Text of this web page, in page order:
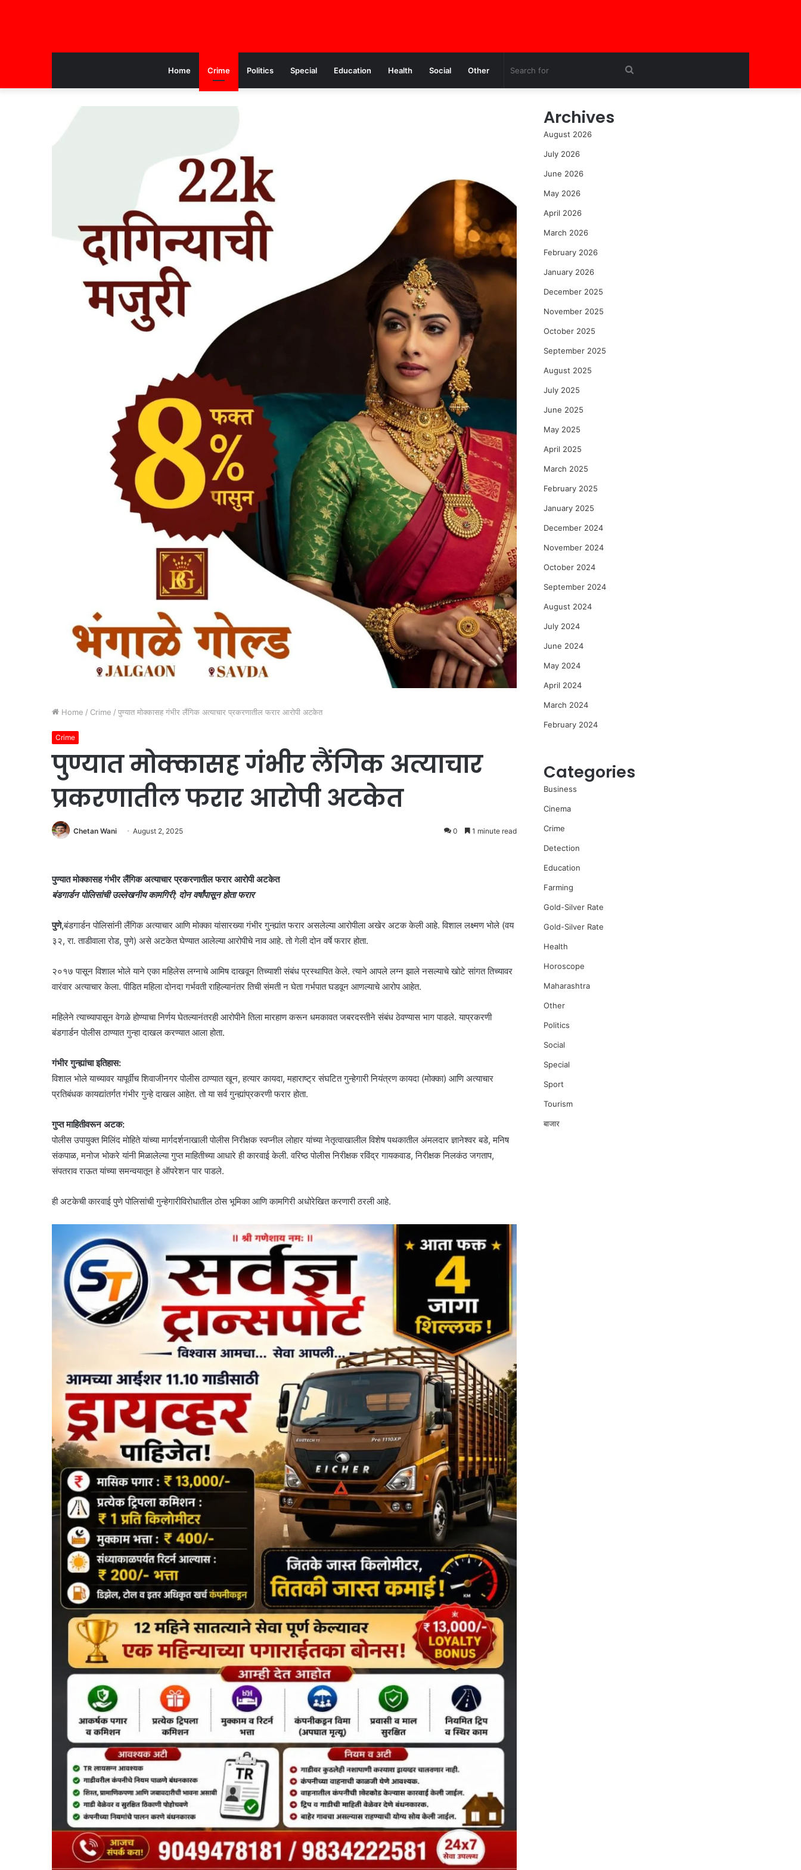
Home Crime Politics Special Education Health Social Other
Home / Crime / पुण्यात मोक्कासह गंभीर लैंगिक अत्याचार प्रकरणातील फरार आरोपी अटकेत
Crime
पुण्यात मोक्कासह गंभीर लैंगिक अत्याचार
प्रकरणातील फरार आरोपी अटकेत
Chetan Wani August 2, 2025 0 1 minute read
पुण्यात मोक्कासह गंभीर लैंगिक अत्याचार प्रकरणातील फरार आरोपी अटकेत
बंडगार्डन पोलिसांची उल्लेखनीय कामगिरी; दोन वर्षांपासून होता फरार
पुणे,बंडगार्डन पोलिसांनी लैंगिक अत्याचार आणि मोक्का यांसारख्या गंभीर गुन्ह्यांत फरार असलेल्या आरोपीला अखेर अटक केली आहे. विशाल लक्ष्मण भोले (वय
३२, रा. ताडीवाला रोड, पुणे) असे अटकेत घेण्यात आलेल्या आरोपीचे नाव आहे. तो गेली दोन वर्षे फरार होता.
२०१७ पासून विशाल भोले याने एका महिलेस लग्नाचे आमिष दाखवून तिच्याशी संबंध प्रस्थापित केले. त्याने आपले लग्न झाले नसल्याचे खोटे सांगत तिच्यावर
वारंवार अत्याचार केला. पीडित महिला दोनदा गर्भवती राहिल्यानंतर तिची संमती न घेता गर्भपात घडवून आणल्याचे आरोप आहेत.
महिलेने त्याच्यापासून वेगळे होण्याचा निर्णय घेतल्यानंतरही आरोपीने तिला मारहाण करून धमकावत जबरदस्तीने संबंध ठेवण्यास भाग पाडले. याप्रकरणी
बंडगार्डन पोलीस ठाण्यात गुन्हा दाखल करण्यात आला होता.
गंभीर गुन्ह्यांचा इतिहास:
विशाल भोले याच्यावर यापूर्वीच शिवाजीनगर पोलीस ठाण्यात खून, हत्यार कायदा, महाराष्ट्र संघटित गुन्हेगारी नियंत्रण कायदा (मोक्का) आणि अत्याचार
प्रतिबंधक कायद्यांतर्गत गंभीर गुन्हे दाखल आहेत. तो या सर्व गुन्ह्यांप्रकरणी फरार होता.
गुप्त माहितीवरून अटक:
पोलीस उपायुक्त मिलिंद मोहिते यांच्या मार्गदर्शनाखाली पोलीस निरीक्षक स्वप्नील लोहार यांच्या नेतृत्वाखालील विशेष पथकातील अंमलदार ज्ञानेश्वर बडे, मनिष
संकपाळ, मनोज भोकरे यांनी मिळालेल्या गुप्त माहितीच्या आधारे ही कारवाई केली. वरिष्ठ पोलीस निरीक्षक रविंद्र गायकवाड, निरीक्षक निलकंठ जगताप,
संपतराव राऊत यांच्या समन्वयातून हे ऑपरेशन पार पाडले.
ही अटकेची कारवाई पुणे पोलिसांची गुन्हेगारीविरोधातील ठोस भूमिका आणि कामगिरी अधोरेखित करणारी ठरली आहे.
Archives
August 2026
July 2026
June 2026
May 2026
April 2026
March 2026
February 2026
January 2026
December 2025
November 2025
October 2025
September 2025
August 2025
July 2025
June 2025
May 2025
April 2025
March 2025
February 2025
January 2025
December 2024
November 2024
October 2024
September 2024
August 2024
July 2024
June 2024
May 2024
April 2024
March 2024
February 2024
Categories
Business
Cinema
Crime
Detection
Education
Farming
Gold-Silver Rate
Gold-Silver Rate
Health
Horoscope
Maharashtra
Other
Politics
Social
Special
Sport
Tourism
बाजार